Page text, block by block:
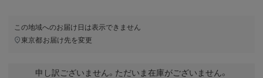
この地域へのお届け日は表示できません
東京都お届け先を変更
申し訳ございません。ただいま在庫がございません。